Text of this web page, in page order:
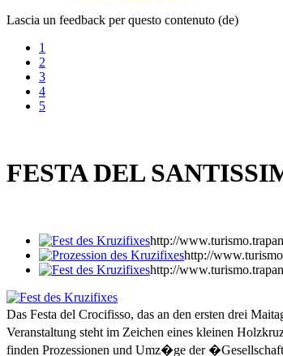
Lascia un feedback per questo contenuto (de)
1
2
3
4
5
FESTA DEL
http://
http://
http://
Das Festa del Crocifisso, das an den ersten drei
Veranstaltung steht im Zeichen eines kleinen
finden Prozessionen und Umz�ge der